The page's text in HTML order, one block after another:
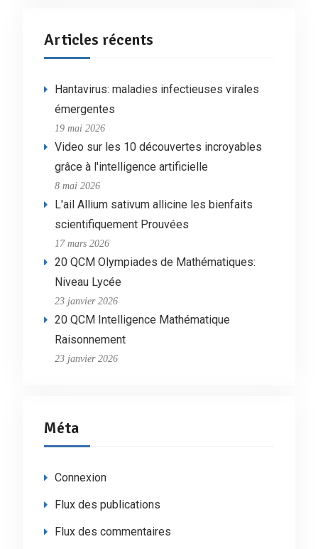
Articles récents
Hantavirus: maladies infectieuses virales
émergentes
19 mai 2026
Video sur les 10 découvertes incroyables
grâce à l'intelligence artificielle
8 mai 2026
L'ail Allium sativum allicine les bienfaits
scientifiquement Prouvées
17 mars 2026
20 QCM Olympiades de Mathématiques:
Niveau Lycée
23 janvier 2026
20 QCM Intelligence Mathématique
Raisonnement
23 janvier 2026
Méta
Connexion
Flux des publications
Flux des commentaires